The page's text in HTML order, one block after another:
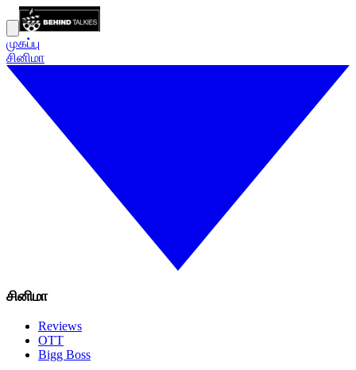
முகப்பு
சினிமா
சினிமா
Reviews
OTT
Bigg Boss